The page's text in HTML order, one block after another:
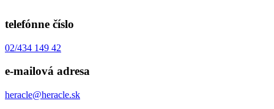
telefónne číslo
02/434 149 42
e-mailová adresa
heracle@heracle.sk